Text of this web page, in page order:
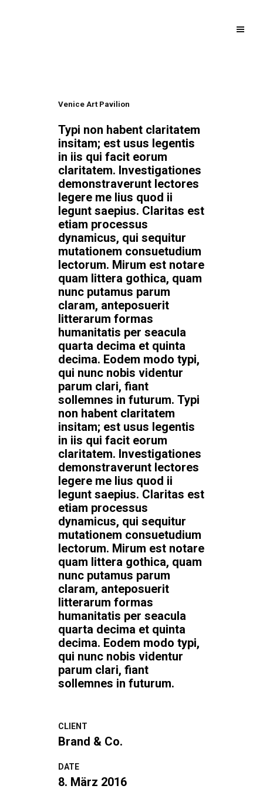
Venice Art Pavilion
Typi non habent claritatem
insitam; est usus legentis
in iis qui facit eorum
claritatem. Investigationes
demonstraverunt lectores
legere me lius quod ii
legunt saepius. Claritas est
etiam processus
dynamicus, qui sequitur
mutationem consuetudium
lectorum. Mirum est notare
quam littera gothica, quam
nunc putamus parum
claram, anteposuerit
litterarum formas
humanitatis per seacula
quarta decima et quinta
decima. Eodem modo typi,
qui nunc nobis videntur
parum clari, fiant
sollemnes in futurum. Typi
non habent claritatem
insitam; est usus legentis
in iis qui facit eorum
claritatem. Investigationes
demonstraverunt lectores
legere me lius quod ii
legunt saepius. Claritas est
etiam processus
dynamicus, qui sequitur
mutationem consuetudium
lectorum. Mirum est notare
quam littera gothica, quam
nunc putamus parum
claram, anteposuerit
litterarum formas
humanitatis per seacula
quarta decima et quinta
decima. Eodem modo typi,
qui nunc nobis videntur
parum clari, fiant
sollemnes in futurum.
CLIENT
Brand & Co.
DATE
8. März 2016